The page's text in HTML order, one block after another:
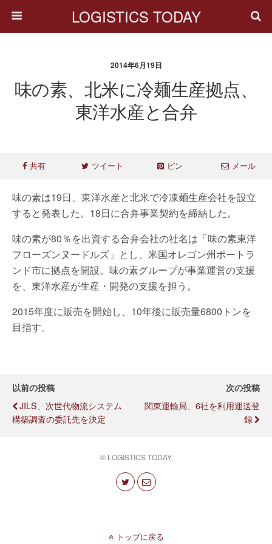
LOGISTICS TODAY
2014年6月19日
味の素、北米に冷麺生産拠点、
東洋水産と合弁
共有 ツイート ピン メール
味の素は19日、東洋水産と北米で冷凍麺生産会社を設立
すると発表した。18日に合弁事業契約を締結した。
味の素が80％を出資する合弁会社の社名は「味の素東洋
フローズンヌードルズ」とし、米国オレゴン州ポートラ
ンド市に拠点を開設。味の素グループが事業運営の支援
を、東洋水産が生産・開発の支援を担う。
2015年度に販売を開始し、10年後に販売量6800トンを
目指す。
以前の投稿
JILS、次世代物流システム
構築調査の委託先を決定
次の投稿
関東運輸局、6社を利用運送登
録
© LOGISTICS TODAY
トップに戻る